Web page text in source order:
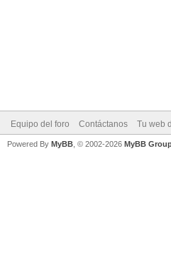
Equipo del foro Contáctanos Tu web
Powered By MyBB , © 2002-2026 MyBB